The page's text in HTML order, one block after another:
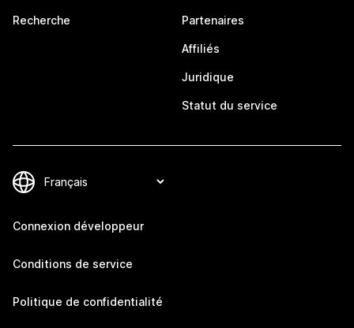
Recherche Partenaires
Affiliés
Juridique
Statut du service
Connexion développeur
Conditions de service
Politique de confidentialité